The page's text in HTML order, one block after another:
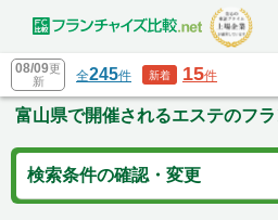
08/09更
新
全245件 新着 15件
富山県で開催されるエステのフ
検索条件の確認・変更